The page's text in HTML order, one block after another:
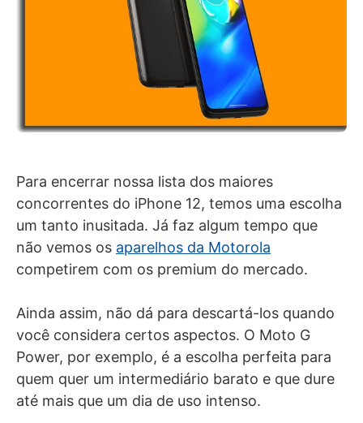
Para encerrar nossa lista dos maiores
concorrentes do iPhone 12, temos uma escolha
um tanto inusitada. Já faz algum tempo que
não vemos os aparelhos da Motorola
competirem com os premium do mercado.
Ainda assim, não dá para descartá-los quando
você considera certos aspectos. O Moto G
Power, por exemplo, é a escolha perfeita para
quem quer um intermediário barato e que dure
até mais que um dia de uso intenso.